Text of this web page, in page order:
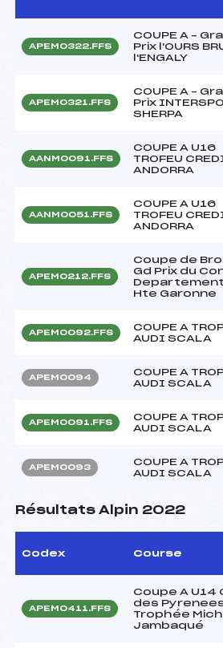
APEM0322.FFS
COUPE A –
Prix l'OURS
l'ENGALY
APEM0321.FFS
COUPE A –
Prix
SHERPA
AANM0091.FFS
COUPE A U16
TROFEU
ANDORRA
AANM0051.FFS
COUPE A U16
TROFEU
ANDORRA
APEM0212.FFS
Coupe de
Gd Prix du
Hte Garonne
APEM0092.FFS
COUPE A
AUDI SCALA
APEM0094
COUPE A
AUDI SCALA
APEM0091.FFS
COUPE A
AUDI SCALA
APEM0093
COUPE A
AUDI SCALA
Résultats Alpin 2022
Codex Course
APEM0411.FFS
Coupe A U14
des Pyrenees
Trophée
Jambaqué